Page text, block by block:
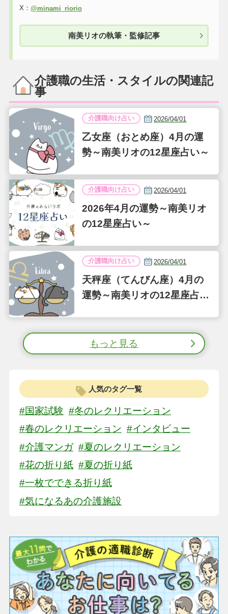
X： @minami_riorio
南美リオの執筆・監修記事
介護職の生活・スタイルの関連記
事
介護職向け占い 2026/04/01
乙女座（おとめ座）4月の運
勢～南美リオの12星座占い～
介護職向け占い 2026/04/01
2026年4月の運勢～南美リオ
の12星座占い～
介護職向け占い 2026/04/01
天秤座（てんびん座）4月の
運勢～南美リオの12星座占い
もっと見る
人気のタグ一覧
#国家試験 #冬のレクリエーション
#春のレクリエーション #インタビュー
#介護マンガ #夏のレクリエーション
#花の折り紙 #夏の折り紙
#一枚でできる折り紙
#気になるあの介護施設